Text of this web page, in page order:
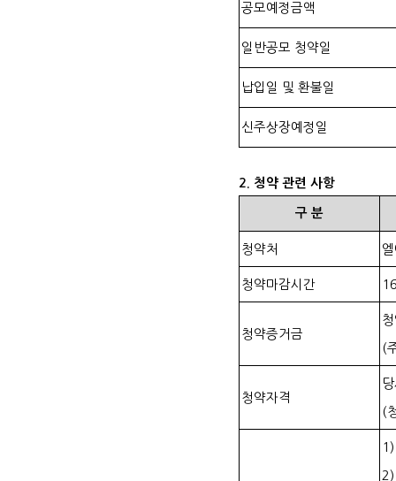
공모예정금액
일반공모 청약일
납입일 및 환불일
신주상장예정일
2. 청약 관련 사항
구 분
청약처
청약마감시간
청약증거금
(
청약자격
(